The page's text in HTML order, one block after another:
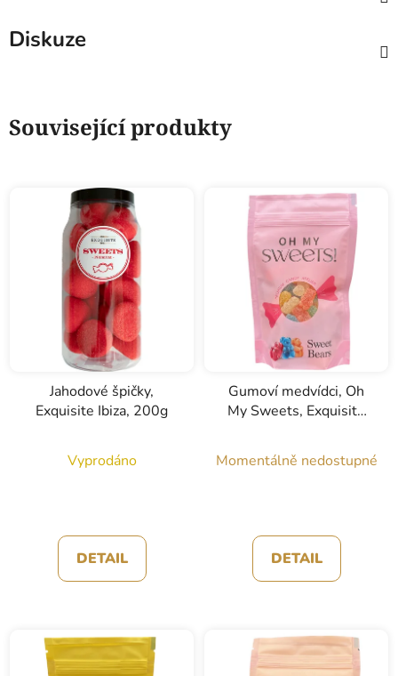
Diskuze
Související produkty
Jahodové špičky,
Exquisite Ibiza, 200g
Vyprodáno
DETAIL
Gumoví medvídci, Oh
My Sweets, Exquisite
Momentálně nedostupné
DETAIL